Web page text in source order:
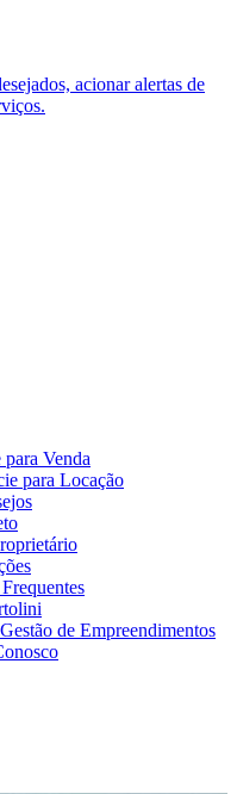
acionar alertas de
Venda
para Locação
Gestão de Empreendimentos